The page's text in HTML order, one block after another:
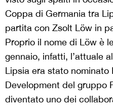
Coppa di Germania tra
partita con Zsolt Löw in
Proprio il nome di Löw è
gennaio, infatti, l’attuale
Lipsia era stato nominato
Development del gruppo
diventato uno dei